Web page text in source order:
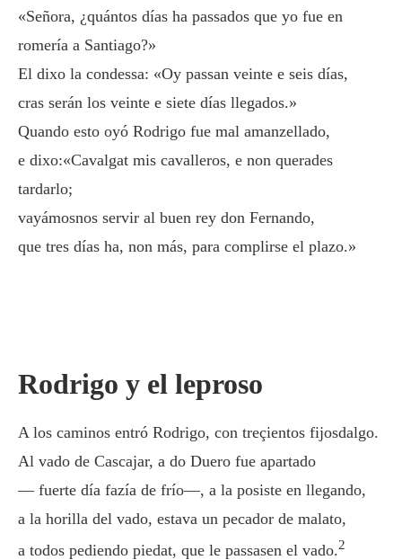
«Señora, ¿quántos días ha passados que yo fue en
romería a Santiago?»
El dixo la condessa: «Oy passan veinte e seis días,
cras serán los veinte e siete días llegados.»
Quando esto oyó Rodrigo fue mal amanzellado,
e dixo:«Cavalgat mis cavalleros, e non querades
tardarlo;
vayámosnos servir al buen rey don Fernando,
que tres días ha, non más, para complirse el plazo.»
Rodrigo y el leproso
A los caminos entró Rodrigo, con treçientos fijosdalgo.
Al vado de Cascajar, a do Duero fue apartado
— fuerte día fazía de frío—, a la posiste en llegando,
a la horilla del vado, estava un pecador de malato,
a todos pediendo piedat, que le passasen el vado.2